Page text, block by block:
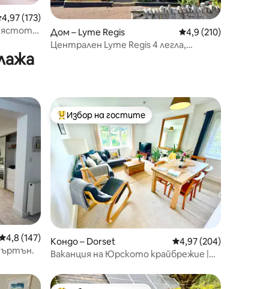
оценка: 4,97 от 5, 173 отзива
4,97 (173)
Дом – Lyme Regis Средна оценка: 4,9
4,9 (210)
Централен Lyme Regis 4 легла,
оценка: 4,8 от 5, 147 отзива
4,8 (147)
Най-популярен избор на гостите
Избор на гостите
Кондо – Dorset Средна оценка: 4,97
4,97 (204)
Ваканция на Юрското крайбрежие |